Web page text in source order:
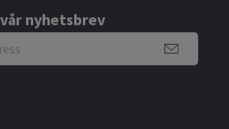
nyhetsbrev